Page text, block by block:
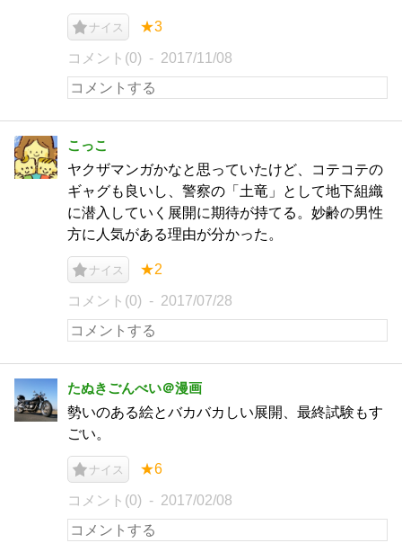
ナイス ★3
コメント(0) 2017/11/08
こっこ
ヤクザマンガかなと思っていたけど、コテコテの
ギャグも良いし、警察の「土竜」として地下組織
に潜入していく展開に期待が持てる。妙齢の男性
方に人気がある理由が分かった。
ナイス ★2
コメント(0) 2017/07/28
たぬきごんべい＠漫画
勢いのある絵とバカバカしい展開、最終試験もす
ごい。
ナイス ★6
コメント(0) 2017/02/08